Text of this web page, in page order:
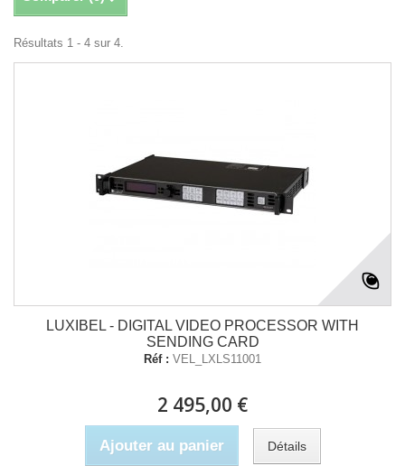
Résultats 1 - 4 sur 4.
LUXIBEL - DIGITAL VIDEO PROCESSOR WITH
SENDING CARD
Réf : VEL_LXLS11001
2 495,00 €
Ajouter au panier Détails